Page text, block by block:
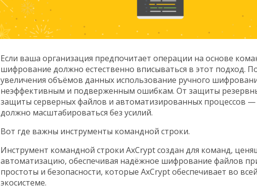
Если ваша организация предпочитает операции на основе
шифрование должно естественно вписываться в этот подход.
увеличения объёмов данных использование ручного
неэффективным и подверженным ошибкам. От защиты
защиты серверных файлов и автоматизированных процессов
должно масштабироваться без усилий.
Вот где важны инструменты командной строки.
Инструмент командной строки AxCrypt создан для команд,
автоматизацию, обеспечивая надёжное шифрование файлов
простоты и безопасности, которые AxCrypt обеспечивает во
экосистеме.